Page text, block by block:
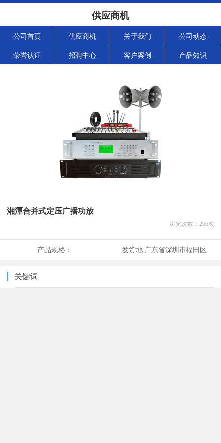
供应商机
公司首页 供应商机 关于我们 公司动态
荣誉认证 招聘中心 客户案例 产品知识
湘潭合并式定压广播功放
浏览次数： 266次
产品规格： 发货地:广东省深圳市福田区
关键词